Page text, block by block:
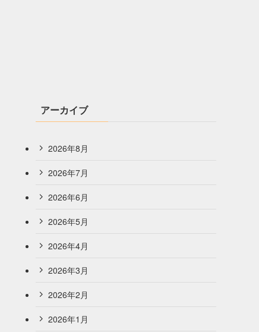
アーカイブ
2026年8月
2026年7月
2026年6月
2026年5月
2026年4月
2026年3月
2026年2月
2026年1月